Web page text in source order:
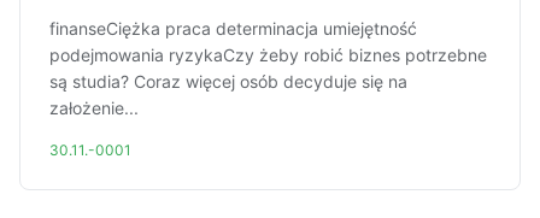
finanseCiężka praca determinacja umiejętność
podejmowania ryzykaCzy żeby robić biznes potrzebne
są studia? Coraz więcej osób decyduje się na
założenie...
30.11.-0001